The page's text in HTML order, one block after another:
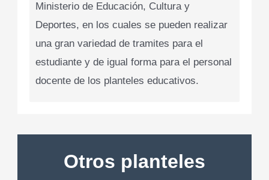
Ministerio de Educación, Cultura y
Deportes, en los cuales se pueden realizar
una gran variedad de tramites para el
estudiante y de igual forma para el personal
docente de los planteles educativos.
Otros planteles